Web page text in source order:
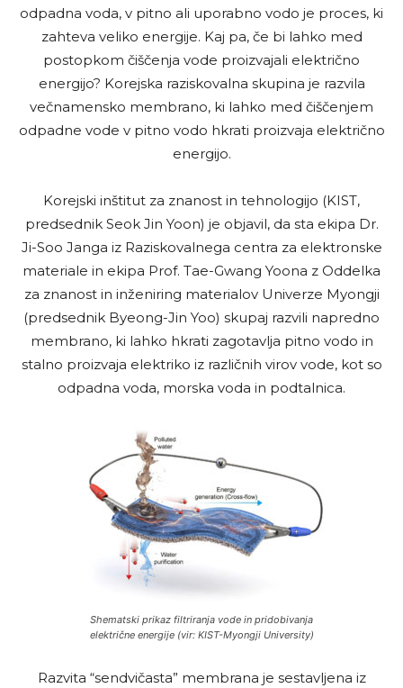
odpadna voda, v pitno ali uporabno vodo je proces, ki
zahteva veliko energije. Kaj pa, če bi lahko med
postopkom čiščenja vode proizvajali električno
energijo? Korejska raziskovalna skupina je razvila
večnamensko membrano, ki lahko med čiščenjem
odpadne vode v pitno vodo hkrati proizvaja električno
energijo.
Korejski inštitut za znanost in tehnologijo (KIST,
predsednik Seok Jin Yoon) je objavil, da sta ekipa Dr.
Ji-Soo Janga iz Raziskovalnega centra za elektronske
materiale in ekipa Prof. Tae-Gwang Yoona z Oddelka
za znanost in inženiring materialov Univerze Myongji
(predsednik Byeong-Jin Yoo) skupaj razvili napredno
membrano, ki lahko hkrati zagotavlja pitno vodo in
stalno proizvaja elektriko iz različnih virov vode, kot so
odpadna voda, morska voda in podtalnica.
Shematski prikaz filtriranja vode in pridobivanja
električne energije (vir: KIST-Myongji University)
Razvita “sendvičasta” membrana je sestavljena iz